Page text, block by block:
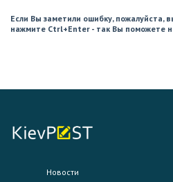
Если Вы заметили ошибку, пожалуйста,
нажмите Ctrl+Enter - так Вы поможете
Новости